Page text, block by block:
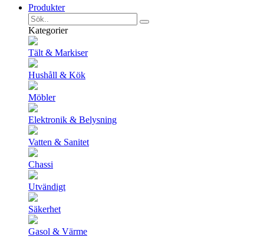
Produkter
Kategorier
Tält & Markiser
Hushåll & Kök
Möbler
Elektronik & Belysning
Vatten & Sanitet
Chassi
Utvändigt
Säkerhet
Gasol & Värme